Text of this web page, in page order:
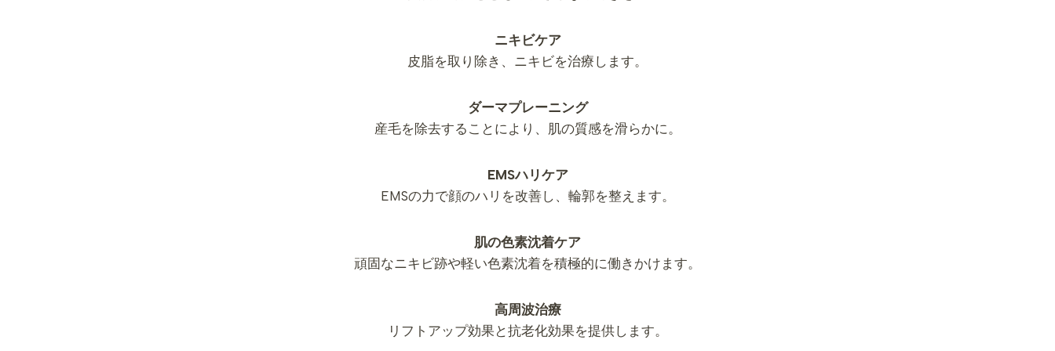
ニキビケア
皮脂を取り除き、ニキビを治療します。
ダーマプレーニング
産毛を除去することにより、肌の質感を滑らかに。
EMSハリケア
EMSの力で顔のハリを改善し、輪郭を整えます。
肌の色素沈着ケア
頑固なニキビ跡や軽い色素沈着を積極的に働きかけます。
高周波治療
リフトアップ効果と抗老化効果を提供します。